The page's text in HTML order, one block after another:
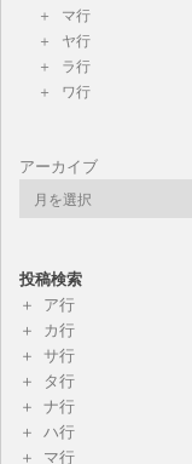
マ行
ヤ行
ラ行
ワ行
アーカイブ
投稿検索
ア行
カ行
サ行
タ行
ナ行
ハ行
マ行